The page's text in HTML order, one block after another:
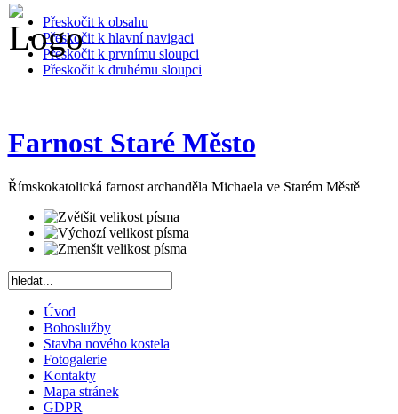
Přeskočit k obsahu
Přeskočit k hlavní navigaci
Přeskočit k prvnímu sloupci
Přeskočit k druhému sloupci
Farnost Staré Město
Římskokatolická farnost archanděla Michaela ve Starém Městě
Úvod
Bohoslužby
Stavba nového kostela
Fotogalerie
Kontakty
Mapa stránek
GDPR